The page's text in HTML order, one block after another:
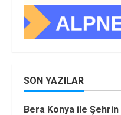
SON YAZILAR
Bera Konya ile